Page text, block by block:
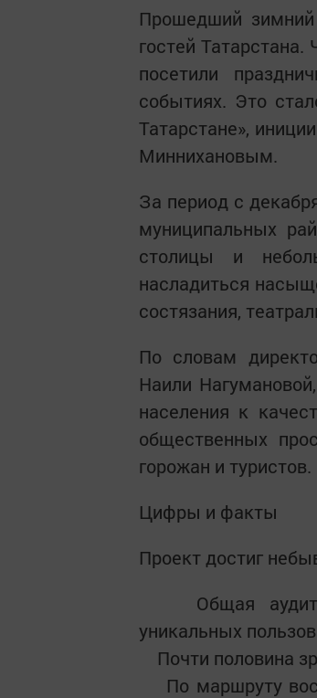
Прошедший
гостей
посетили
событиях. Это
Татарстане»,
Миннихановым.
За период с
муниципальных
столицы и
насладиться
состязания,
По словам
Наили
населения к
общественных
горожан и туристов.
Цифры и факты
Проект достиг
Общая
уникальных
Почти половина
По маршруту